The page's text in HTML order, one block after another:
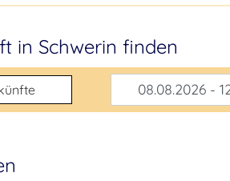
in Schwerin finden
08.08.2026 -